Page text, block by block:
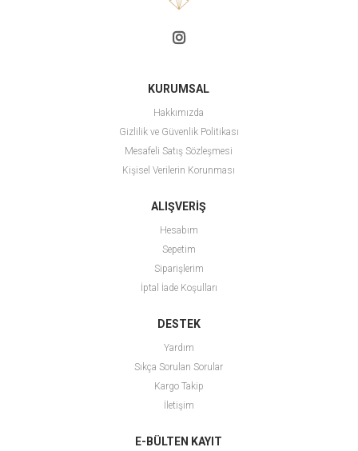
KURUMSAL
Hakkımızda
Gizlilik ve Güvenlik Politikası
Mesafeli Satış Sözleşmesi
Kişisel Verilerin Korunması
ALIŞVERİŞ
Hesabım
Sepetim
Siparişlerim
İptal İade Koşulları
DESTEK
Yardım
Sıkça Sorulan Sorular
Kargo Takip
İletişim
E-BÜLTEN KAYIT